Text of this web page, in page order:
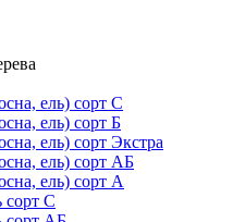
ель) сорт С
ель) сорт Б
ель) сорт Экстра
ель) сорт АБ
ель) сорт А
сорт С